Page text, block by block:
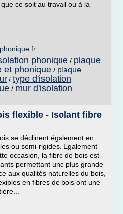
ce soit au travail ou à la
phonique / plaque
et phonique / plaque
/ type d'isolation
/ mur d'isolation
flexible - Isolant fibre
se déclinent également en
ou semi-rigides. Également
occasion, la fibre de bois est
permettant une plus grande
aux qualités naturelles du bois,
en fibres de bois ont une